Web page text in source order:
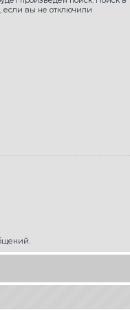
если вы не отключили